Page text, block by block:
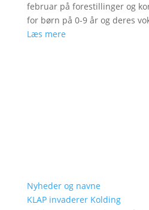
februar på forestillinger og
for børn på 0-9 år og deres
Læs mere
Nyheder og navne
KLAP invaderer Kolding